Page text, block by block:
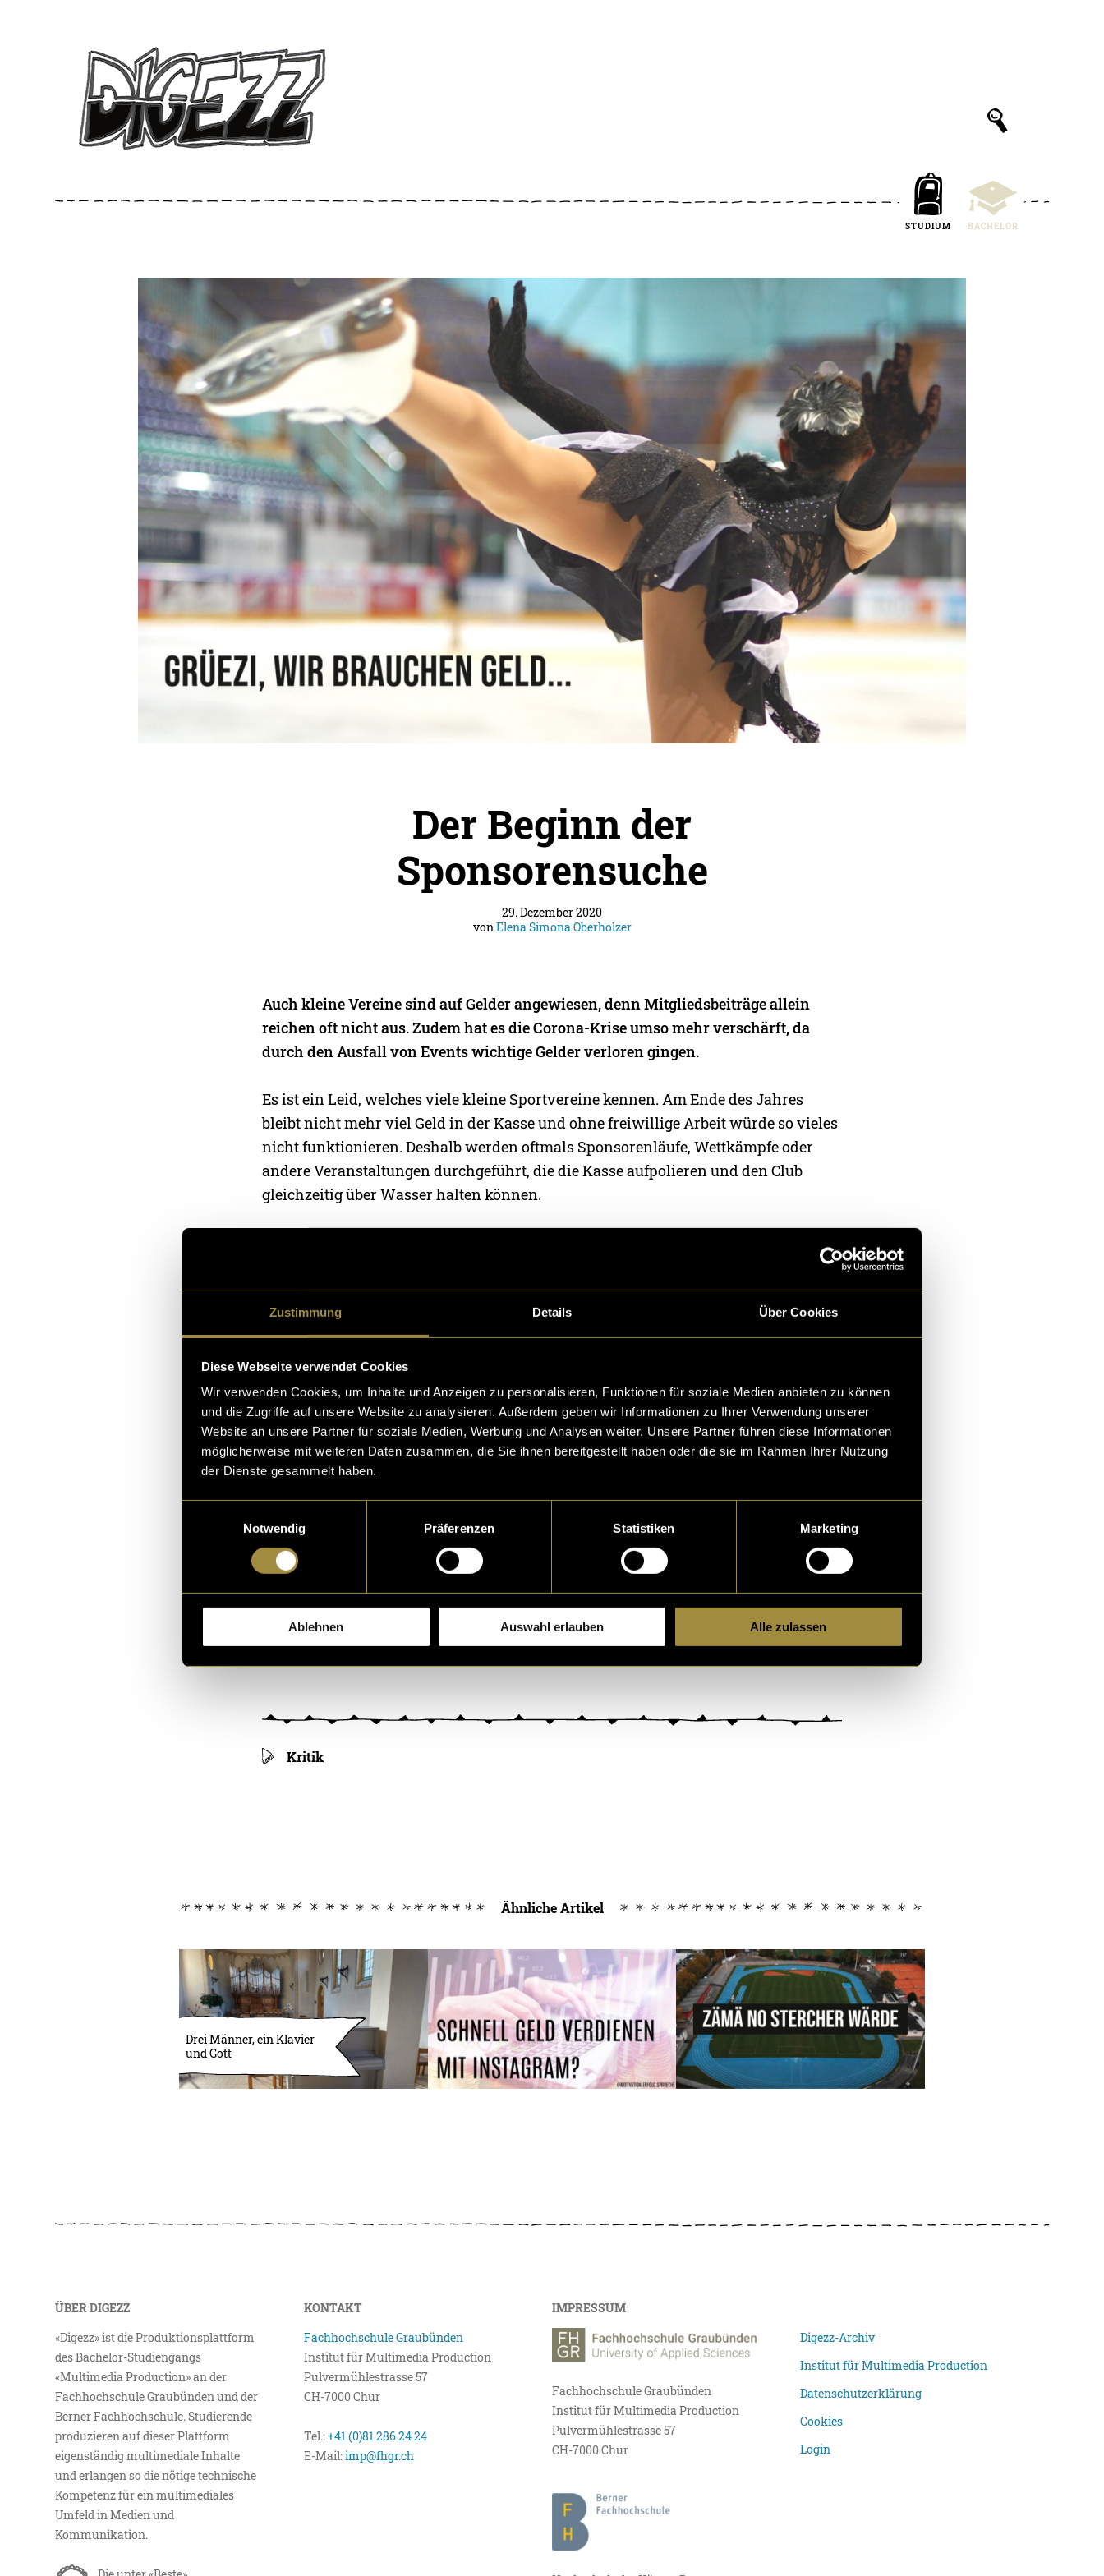
Zustimmung Details Über Cookies
Diese Webseite verwendet Cookies
Wir verwenden Cookies, um Inhalte und Anzeigen zu personalisieren, Funktionen für soziale Medien anbieten zu können
und die Zugriffe auf unsere Website zu analysieren. Außerdem geben wir Informationen zu Ihrer Verwendung unserer
Website an unsere Partner für soziale Medien, Werbung und Analysen weiter. Unsere Partner führen diese Informationen
möglicherweise mit weiteren Daten zusammen, die Sie ihnen bereitgestellt haben oder die sie im Rahmen Ihrer Nutzung
der Dienste gesammelt haben.
Notwendig
Präferenzen Statistiken Marketing
Ablehnen Auswahl erlauben Alle zulassen
STUDIUM BACHELOR
Der Beginn der
Sponsorensuche
29. Dezember 2020
vonElena Simona Oberholzer
Auch kleine Vereine sind auf Gelder angewiesen, denn Mitgliedsbeiträge allein
reichen oft nicht aus. Zudem hat es die Corona-Krise umso mehr verschärft, da
durch den Ausfall von Events wichtige Gelder verloren gingen.
Es ist ein Leid, welches viele kleine Sportvereine kennen. Am Ende des Jahres
bleibt nicht mehr viel Geld in der Kasse und ohne freiwillige Arbeit würde so vieles
nicht funktionieren. Deshalb werden oftmals Sponsorenläufe, Wettkämpfe oder
andere Veranstaltungen durchgeführt, die die Kasse aufpolieren und den Club
gleichzeitig über Wasser halten können.
kleinere Clubs beantragten Hilfe. Laut «Tages-Anzeiger» haben alleine im Kanton
Zürich über 100 Clubs um Hilfe angefragt, damit sie die nötige finanzielle
Unterstützung vom Kanton bekommen.
Die Einbussen durch die Corona-Krise spürt auch der Eislaufclub Rapperswil-Jona.
Aus diesem Grund ist in Zusammenarbeit mit dem Clubdiese Sponsorenmappe
entstanden, damit er in Zukunft weiterhin so viele Kinder auf dem Eis fördern
kann.
(spu)
Kritik
Ähnliche Artikel
Drei Männer, ein Klavier
und Gott
ÜBER DIGEZZ
«Digezz» ist die Produktionsplattform
des Bachelor-Studiengangs
«Multimedia Production» an der
Fachhochschule Graubünden und der
Berner Fachhochschule. Studierende
produzieren auf dieser Plattform
eigenständig multimediale Inhalte
und erlangen so die nötige technische
Kompetenz für ein multimediales
Umfeld in Medien und
Kommunikation.
KONTAKT
Fachhochschule Graubünden
Institut für Multimedia Production
Pulvermühlestrasse 57
CH-7000 Chur
Tel.:+41 (0)81 286 24 24
E-Mail:imp@fhgr.ch
IMPRESSUM
Fachhochschule Graubünden
Institut für Multimedia Production
Pulvermühlestrasse 57
CH-7000 Chur
Digezz-Archiv
Institut für Multimedia Production
Datenschutzerklärung
Cookies
Login